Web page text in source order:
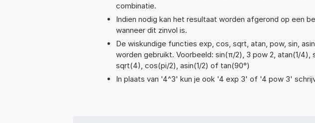
combinatie.
Indien nodig kan het resultaat worden afgerond op een
wanneer dit zinvol is.
De wiskundige functies exp, cos, sqrt, atan, pow, sin,
worden gebruikt. Voorbeeld: sin(π/2), 3 pow 2, atan(1/4),
sqrt(4), cos(pi/2), asin(1/2) of tan(90°)
In plaats van '4^3' kun je ook '4 exp 3' of '4 pow 3'